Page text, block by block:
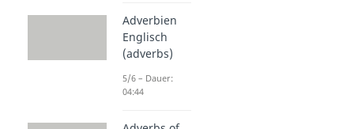
Adverbien
Englisch
(adverbs)
5/6 – Dauer:
04:44